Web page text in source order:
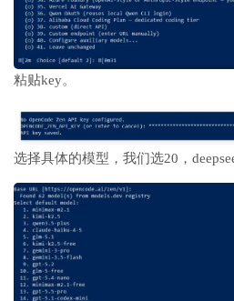
粘贴key。
选择具体的模型，我们选20，